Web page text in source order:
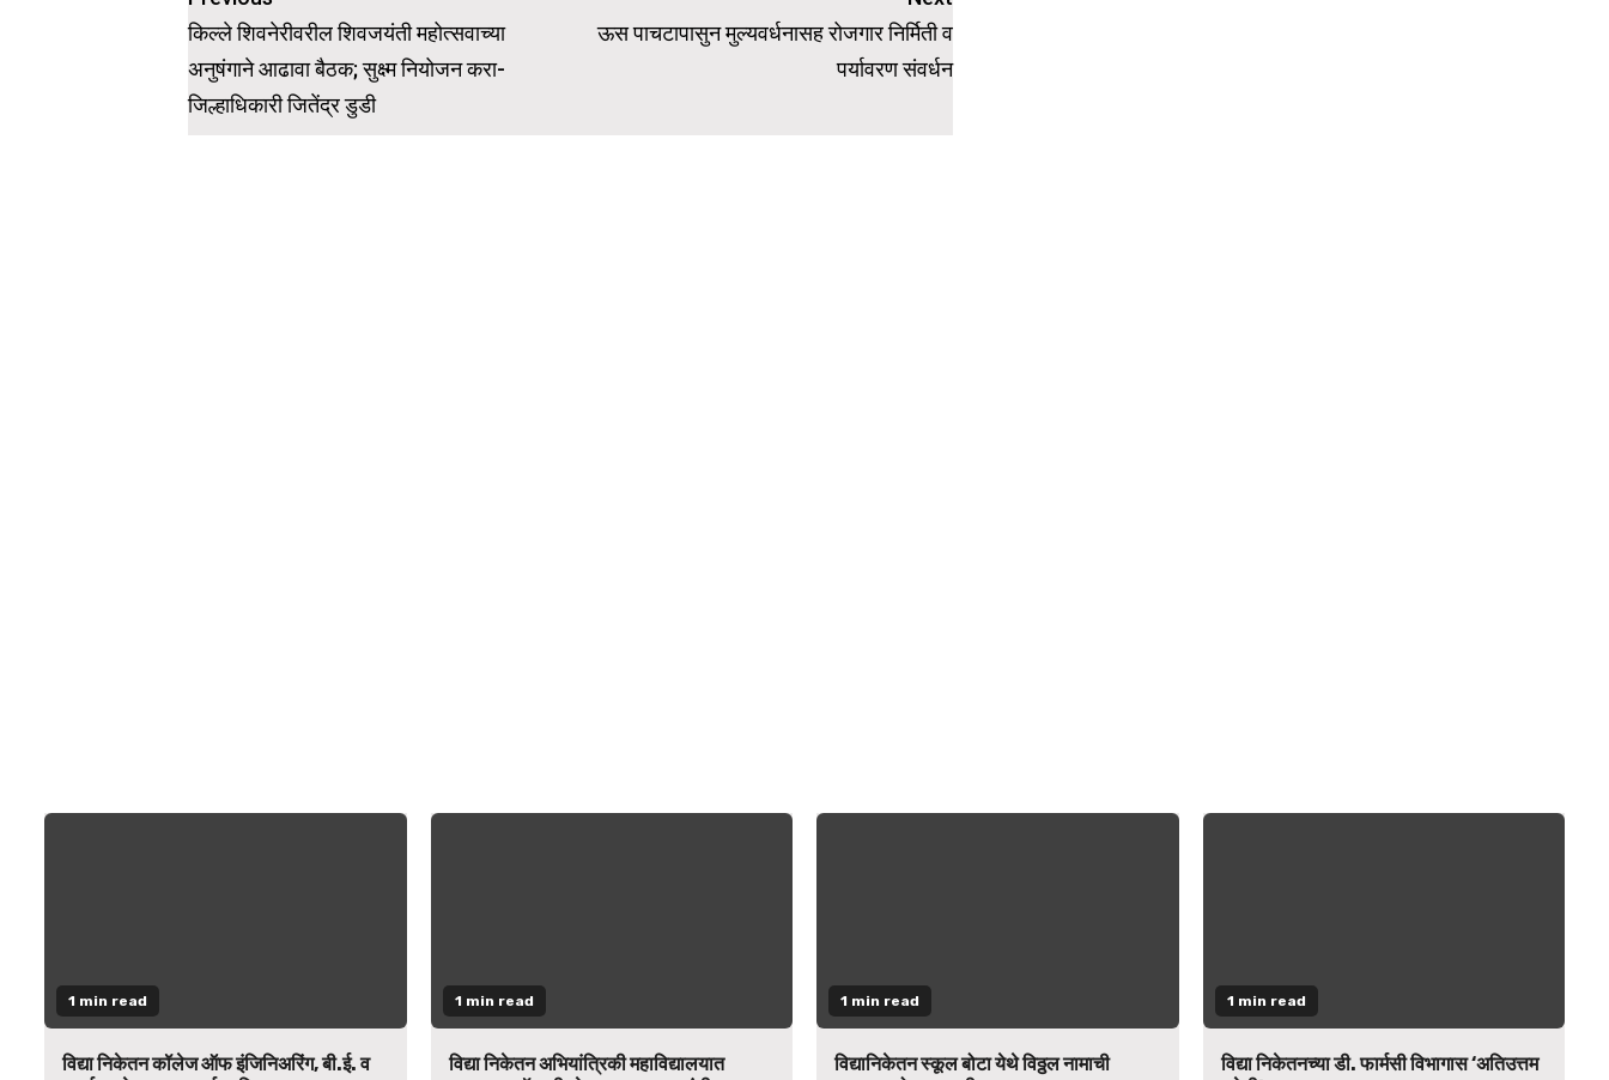
navigation
किल्ले शिवनेरीवरील शिवजयंती महोत्सवाच्या
अनुषंगाने आढावा बैठक; सुक्ष्म नियोजन करा-
जिल्हाधिकारी जितेंद्र डुडी
ऊस पाचटापासुन मुल्यवर्धनासह रोजगार निर्मिती व
पर्यावरण संवर्धन
1 min read
विद्या निकेतन कॉलेज ऑफ इंजिनिअरिंग, बी.ई. व
1 min read
विद्या निकेतन अभियांत्रिकी महाविद्यालयात
1 min read
विद्यानिकेतन स्कूल बोटा येथे विठ्ठल नामाची
1 min read
विद्या निकेतनच्या डी. फार्मसी विभागास ‘अतिउत्तम